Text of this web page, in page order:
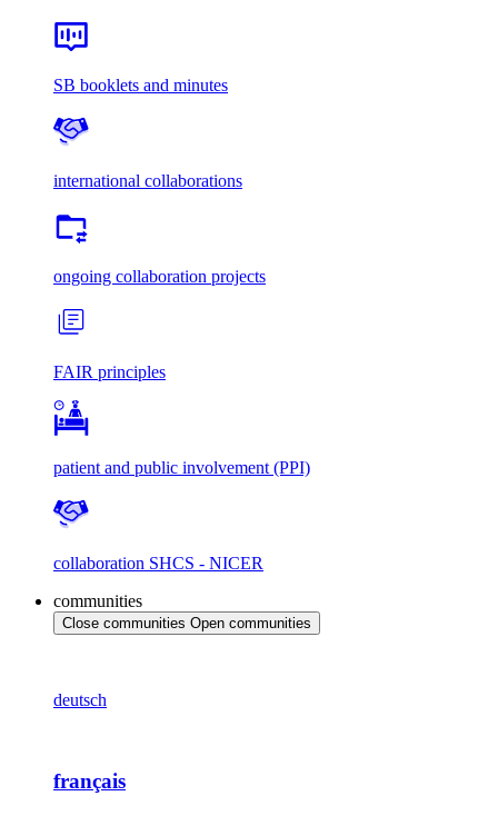
SB booklets and minutes
international collaborations
ongoing collaboration projects
FAIR principles
patient and public involvement (PPI)
collaboration SHCS - NICER
communities
Close communities Open communities
deutsch
français